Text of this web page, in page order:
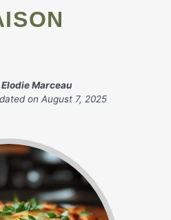
Elodie Marceau
on August 7, 2025